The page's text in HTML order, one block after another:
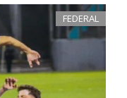
FEDERAL